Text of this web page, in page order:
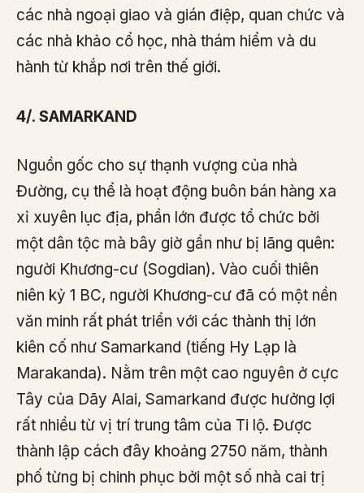
các nhà ngoại giao và gián điệp, quan chức và
các nhà khảo cổ học, nhà thám hiểm và du
hành từ khắp nơi trên thế giới.
4/. SAMARKAND
Nguồn gốc cho sự thạnh vượng của nhà
Đường, cụ thể là hoạt động buôn bán hàng xa
xỉ xuyên lục địa, phần lớn được tổ chức bởi
một dân tộc mà bây giờ gần như bị lãng quên:
người Khương-cư (Sogdian). Vào cuối thiên
niên kỷ 1 BC, người Khương-cư đã có một nền
văn minh rất phát triển với các thành thị lớn
kiên cố như Samarkand (tiếng Hy Lạp là
Marakanda). Nằm trên một cao nguyên ở cực
Tây của Dãy Alai, Samarkand được hưởng lợi
rất nhiều từ vị trí trung tâm của Ti lộ. Được
thành lập cách đây khoảng 2750 năm, thành
phố từng bị chinh phục bởi một số nhà cai trị